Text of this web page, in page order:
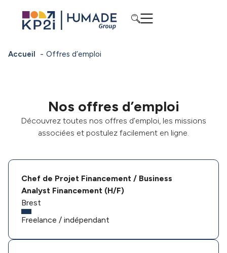
Accueil Offres d’emploi
Nos offres d’emploi
Découvrez toutes nos offres d’emploi, les missions
associées et postulez facilement en ligne.
Chef de Projet Financement / Business
Analyst Financement (H/F)
Brest
Freelance / indépendant